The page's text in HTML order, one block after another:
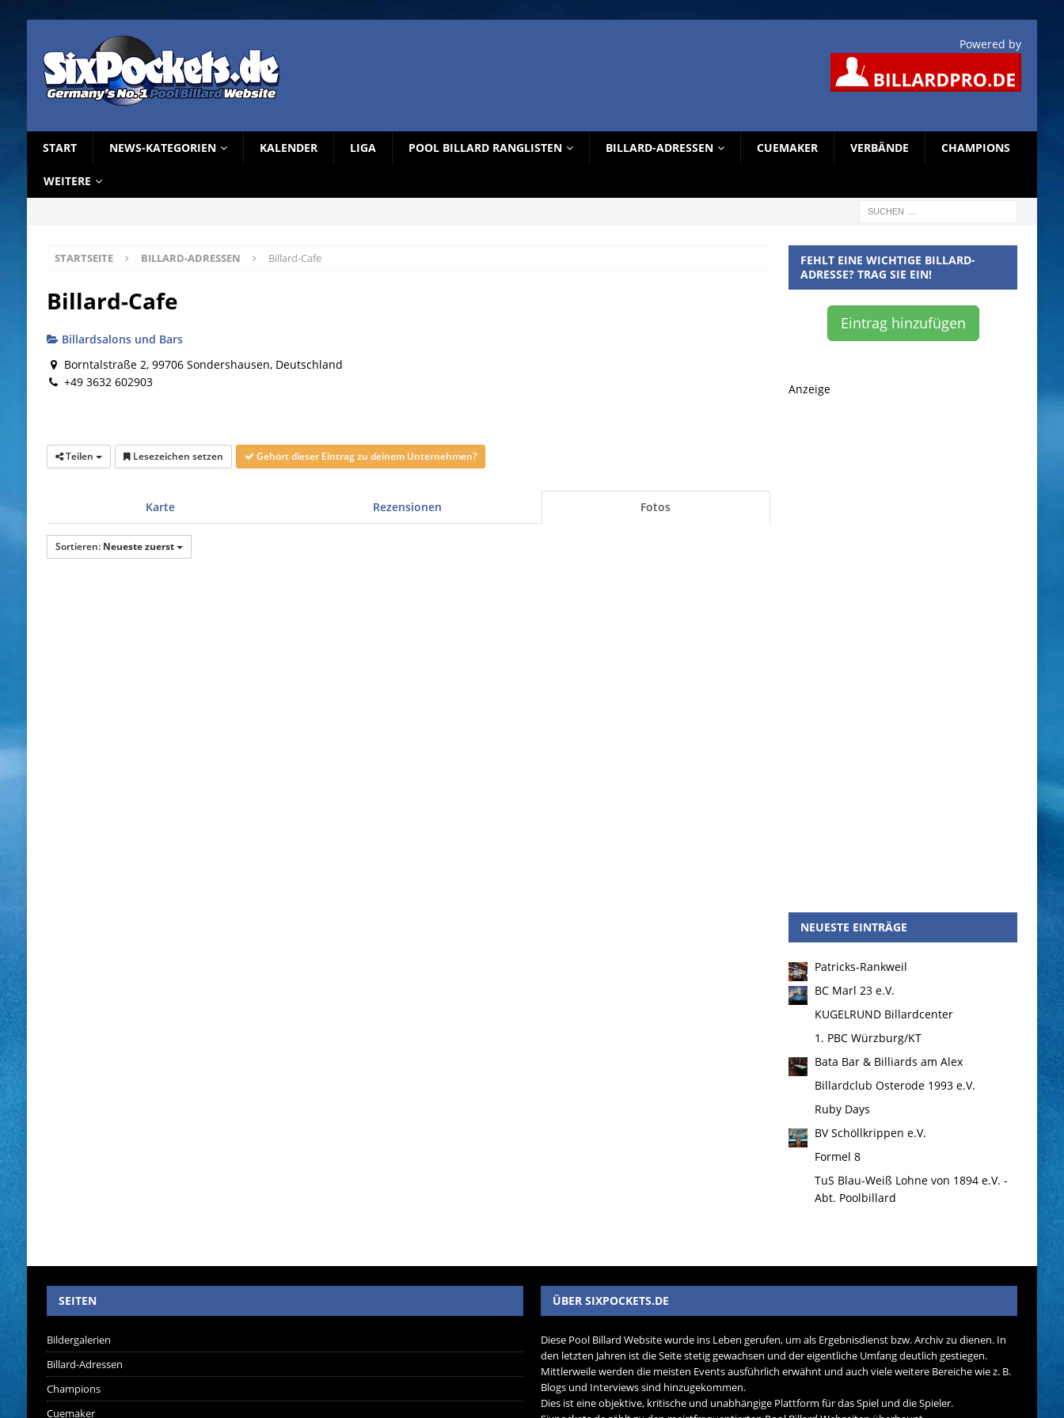
Powered by
START NEWS-KATEGORIEN KALENDER LIGA POOL BILLARD RANGLISTEN BILLARD-ADRESSEN CUEMAKER VERBÄNDE CHAMPIONS
WEITERE
STARTSEITE BILLARD-ADRESSEN Billard-Cafe
Billard-Cafe
Billardsalons und Bars
Borntalstraße 2, 99706 Sondershausen, Deutschland
+49 3632 602903
Teilen Lesezeichen setzen Gehört dieser Eintrag zu deinem Unternehmen?
Karte Rezensionen Fotos
Sortieren: Neueste zuerst
FEHLT EINE WICHTIGE BILLARD-
ADRESSE? TRAG SIE EIN!
Eintrag hinzufügen
Anzeige
NEUESTE EINTRÄGE
Patricks-Rankweil
BC Marl 23 e.V.
KUGELRUND Billardcenter
1. PBC Würzburg/KT
Bata Bar & Billiards am Alex
Billardclub Osterode 1993 e.V.
Ruby Days
BV Schöllkrippen e.V.
Formel 8
TuS Blau-Weiß Lohne von 1894 e.V. -
Abt. Poolbillard
SEITEN
Bildergalerien
Billard-Adressen
Champions
Cuemaker
ÜBER SIXPOCKETS.DE
Diese Pool Billard Website wurde ins Leben gerufen, um als Ergebnisdienst bzw. Archiv zu dienen. In
den letzten Jahren ist die Seite stetig gewachsen und der eigentliche Umfang deutlich gestiegen.
Mittlerweile werden die meisten Events ausführlich erwähnt und auch viele weitere Bereiche wie z. B.
Blogs und Interviews sind hinzugekommen.
Dies ist eine objektive, kritische und unabhängige Plattform für das Spiel und die Spieler.